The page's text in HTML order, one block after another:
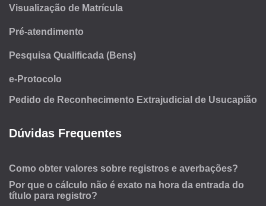
Visualização de Matrícula
Pré-atendimento
Pesquisa Qualificada (Bens)
e-Protocolo
Pedido de Reconhecimento Extrajudicial de Usucapião
Dúvidas Frequentes
Como obter valores sobre registros e averbações?
Por que o cálculo não é exato na hora da entrada do
título para registro?